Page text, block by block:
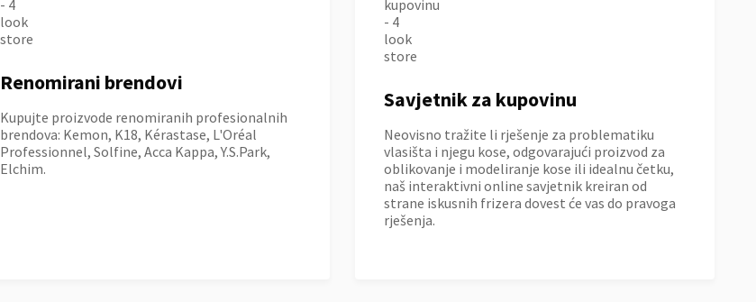
Renomirani brendovi
Kupujte proizvode renomiranih profesionalnih
brendova: Kemon, K18, Kérastase, L'Oréal
Professionnel, Solfine, Acca Kappa, Y.S.Park,
Elchim.
Savjetnik za kupovinu
Neovisno tražite li rješenje za problematiku
vlasišta i njegu kose, odgovarajući proizvod za
oblikovanje i modeliranje kose ili idealnu četku,
naš interaktivni online savjetnik kreiran od
strane iskusnih frizera dovest će vas do pravoga
rješenja.